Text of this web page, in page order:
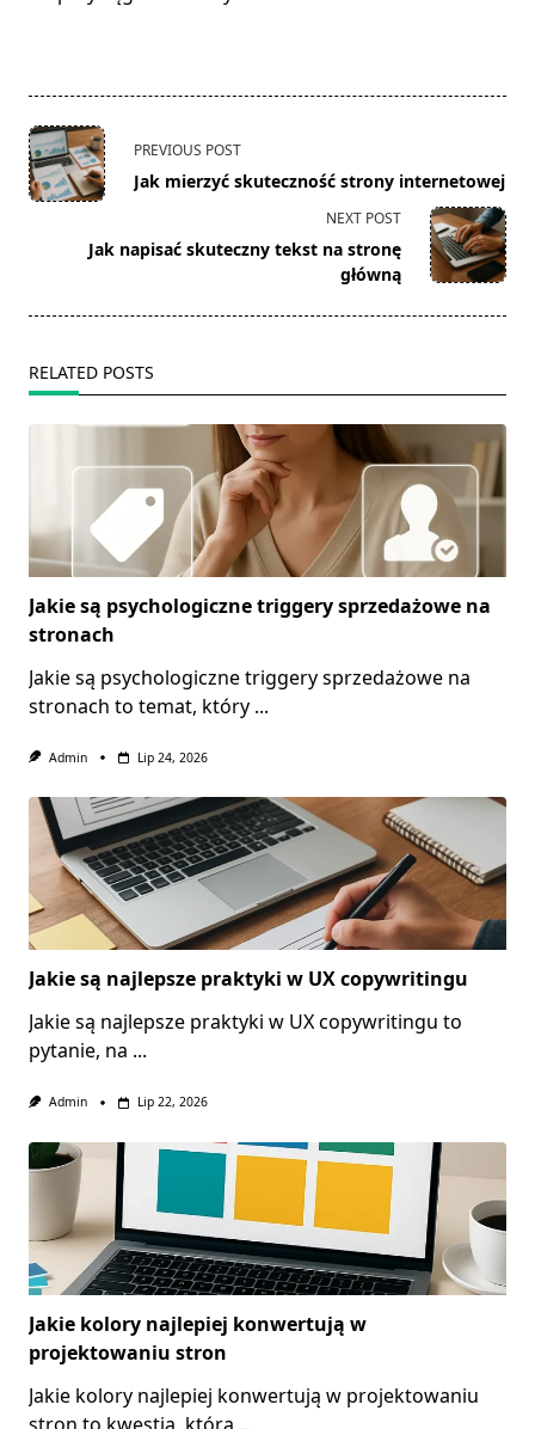
<span
class="nav-
subtitle
reader-
PREVIOUS POST
Jak mierzyć skuteczność strony internetowej
NEXT POST
Jak napisać skuteczny tekst na stronę
główną
RELATED POSTS
Jakie są psychologiczne triggery sprzedażowe na
stronach
Jakie są psychologiczne triggery sprzedażowe na
stronach to temat, który ...
Admin Lip 24, 2026
Jakie są najlepsze praktyki w UX copywritingu
Jakie są najlepsze praktyki w UX copywritingu to
pytanie, na ...
Admin Lip 22, 2026
Jakie kolory najlepiej konwertują w
projektowaniu stron
Jakie kolory najlepiej konwertują w projektowaniu